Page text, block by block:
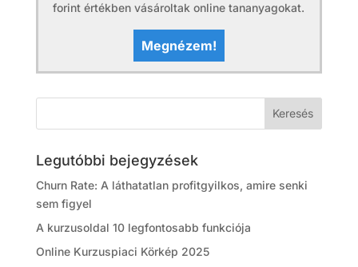
forint értékben vásároltak online tananyagokat.
Megnézem!
Legutóbbi bejegyzések
Churn Rate: A láthatatlan profitgyilkos, amire senki
sem figyel
A kurzusoldal 10 legfontosabb funkciója
Online Kurzuspiaci Körkép 2025